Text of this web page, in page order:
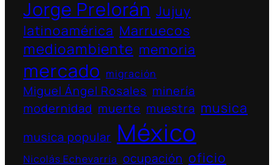
Jorge Prelorán Jujuy
latinoamérica Marruecos
medioambiente memoria
mercado migración
Miguel Ángel Rosales minería
modernidad muerte muestra musica
musica popular México
Nicolás Echevarría ocupación oficio